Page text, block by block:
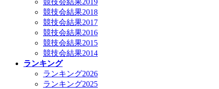
競技会結果2019
競技会結果2018
競技会結果2017
競技会結果2016
競技会結果2015
競技会結果2014
ランキング
ランキング2026
ランキング2025